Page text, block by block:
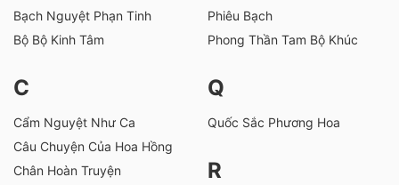
Bạch Nguyệt Phạn Tinh
Bộ Bộ Kinh Tâm
C
Cẩm Nguyệt Như Ca
Câu Chuyện Của Hoa Hồng
Chân Hoàn Truyện
Phiêu Bạch
Phong Thần Tam Bộ Khúc
Q
Quốc Sắc Phương Hoa
R